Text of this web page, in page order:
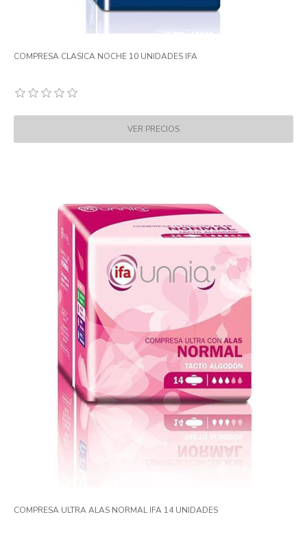
COMPRESA CLASICA NOCHE 10 UNIDADES IFA
COMPRESA ULTRA ALAS NORMAL IFA 14 UNIDADES